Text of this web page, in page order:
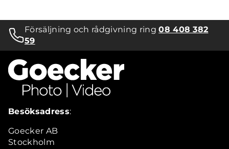
Försäljning och rådgivning ring08 408 382
59
Besöksadress:
Goecker AB
Stockholm